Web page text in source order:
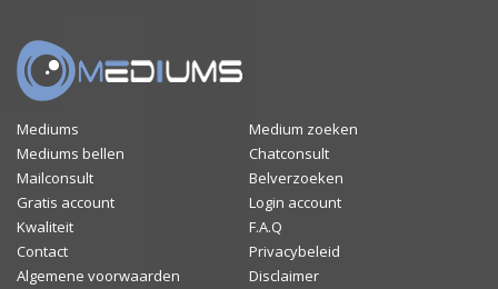
Mediums
Medium zoeken
Mediums bellen
Chatconsult
Mailconsult
Belverzoeken
Gratis account
Login account
Kwaliteit
F.A.Q
Contact
Privacybeleid
Algemene voorwaarden
Disclaimer